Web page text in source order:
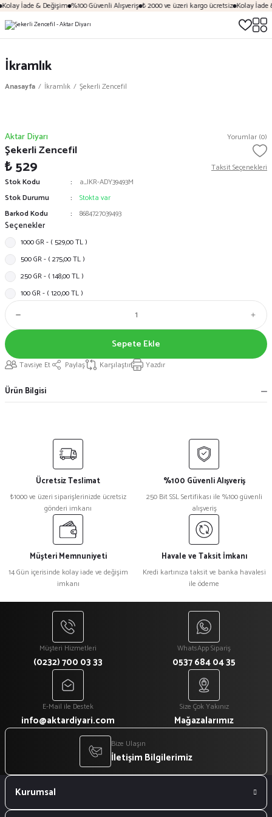
İade & Değişim %100 Güvenli Alışveriş ₺ 2000 ve üzeri kargo ücretsiz Kolay İade
İkramlık
Anasayfa İkramlık Şekerli Zencefil
Aktar Diyarı Yorumlar (0)
Şekerli Zencefil
₺ 529
Taksit Seçenekleri
Stok Kodu
a_IKR-ADY39493M
Stok Durumu
Stokta var
Barkod Kodu
8684727039493
Seçenekler
1000 GR - ( 529,00 TL )
500 GR - ( 275,00 TL )
250 GR - ( 148,00 TL )
100 GR - ( 120,00 TL )
Sepete Ekle
Tavsiye Et Paylaş Karşılaştır Yazdır
Ürün Bilgisi
Ücretsiz Teslimat
₺1000 ve üzeri siparişlerinizde ücretsiz
gönderi imkanı
%100 Güvenli Alışveriş
250 Bit SSL Sertifikası ile %100 güvenli
alışveriş
Müşteri Memnuniyeti
14 Gün içerisinde kolay iade ve değişim
imkanı
Havale ve Taksit İmkanı
Kredi kartınıza taksit ve banka havalesi
ile ödeme
Müşteri Hizmetleri
(0232) 700 03 33
WhatsApp Sipariş
0537 684 04 35
E-Mail ile Destek
info@aktardiyari.com
Size Çok Yakınız
Mağazalarımız
Bize Ulaşın
İletişim Bilgilerimiz
Kurumsal